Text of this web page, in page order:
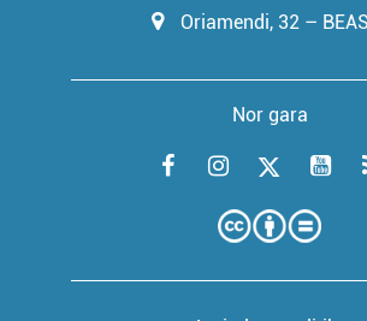
Oriamendi, 32 –
Nor gara